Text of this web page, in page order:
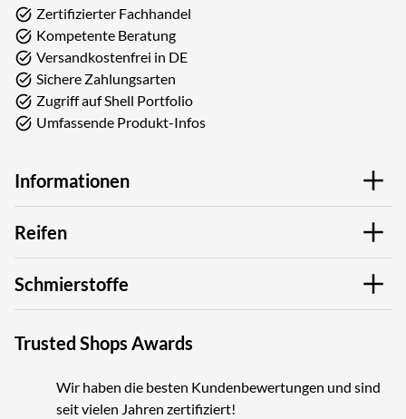
Zertifizierter Fachhandel
Kompetente Beratung
Versandkostenfrei in DE
Sichere Zahlungsarten
Zugriff auf Shell Portfolio
Umfassende Produkt-Infos
Informationen
Reifen
Schmierstoffe
Trusted Shops Awards
Wir haben die besten Kundenbewertungen und sind
seit vielen Jahren zertifiziert!